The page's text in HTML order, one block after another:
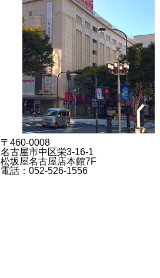
〒460-0008
名古屋市中区栄3-16-1
松坂屋名古屋店本館7F
電話：052-526-1556